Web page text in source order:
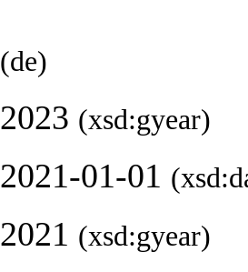
(de)
2023 (xsd:gyear)
2021-01-01
2021 (xsd:gyear)